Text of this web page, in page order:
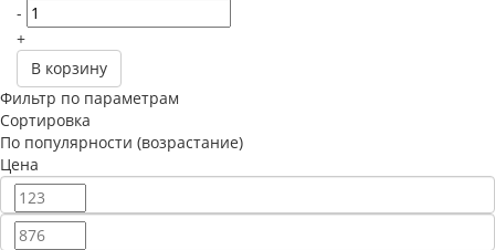
-
+
В корзину
Фильтр по параметрам
Сортировка
По популярности (возрастание)
Цена